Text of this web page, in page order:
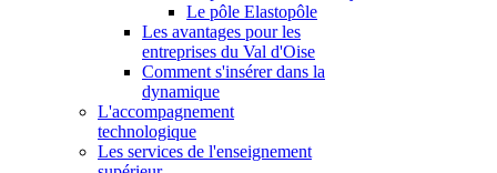
Le pôle Elastopôle
Les avantages pour les
entreprises du Val d'Oise
Comment s'insérer dans la
dynamique
L'accompagnement
technologique
Les services de l'enseignement